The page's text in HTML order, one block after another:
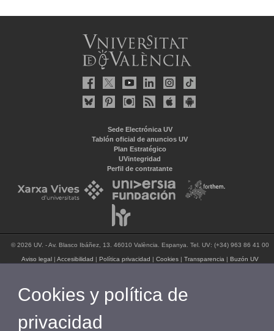
Sede Electrónica UV
Tablón oficial de anuncios UV
Plan Estratégico
UVintegridad
Perfil de contratante
© 2026 UV. - Av. Blasco Ibáñez, 13. 46010 València. Espanya. Tel. UV: (+34) 963 86 41 00
Aviso legal Accesibilidad Política privacidad Cookies| Transparencia| Buzón UV
Cookies y política de
privacidad